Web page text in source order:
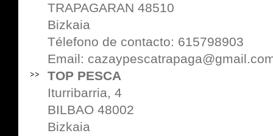
TRAPAGARAN 48510
Bizkaia
Télefono de contacto: 615798903
Email:
TOP PESCA
Iturribarria, 4
BILBAO 48002
Bizkaia